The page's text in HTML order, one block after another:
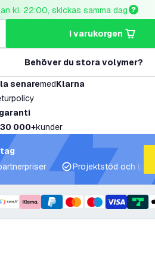
kl. 22:00, skickas samma dag
i varukorgen
Behöver du stora volymer?
senaremedKlarna
30 000+kunder
Projektstöd och